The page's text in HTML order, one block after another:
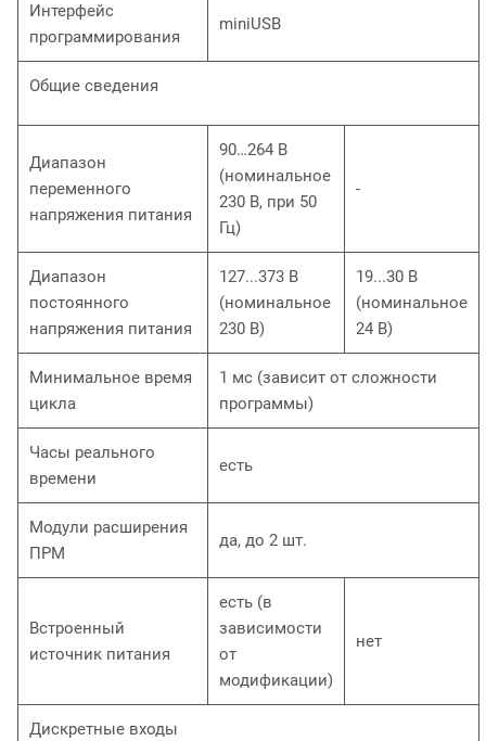
Интерфейс
программирования
miniUSB
Общие сведения
Диапазон
переменного
напряжения питания
90…264 В
(номинальное
230 В, при 50
Гц)
-
Диапазон
постоянного
напряжения питания
127...373 В
(номинальное
230 В)
19...30 В
(номинальное
24 В)
Минимальное время
цикла
1 мс (зависит от сложности
программы)
Часы реального
времени
есть
Модули расширения
ПРМ
да, до 2 шт.
Встроенный
источник питания
есть (в
зависимости
от
модификации)
нет
Дискретные входы